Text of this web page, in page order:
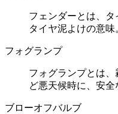
フェンダーとは、タ
タイヤ泥よけの意味
フォグランプ
フォグランプとは
ど悪天候時に、安全
ブローオフバルブ